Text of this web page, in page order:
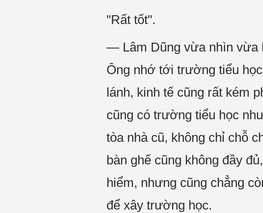
"Rất tốt".
— Lâm Dũng vừa nhìn vừa
Ông nhớ tới trường tiểu
lánh, kinh tế cũng rất kém
cũng có trường tiểu học
tòa nhà cũ, không chỉ chỗ
bàn ghế cũng không đầy
hiểm, nhưng cũng chẳng
để xây trường học.